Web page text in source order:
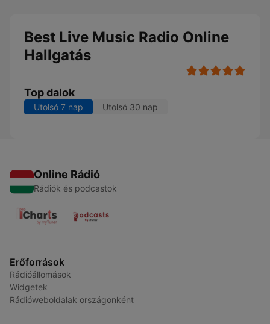
Best Live Music Radio Online
Hallgatás
Top dalok
Utolsó 7 nap Utolsó 30 nap
Online Rádió
Rádiók és podcastok
Erőforrások
Rádióállomások
Widgetek
Rádióweboldalak országonként